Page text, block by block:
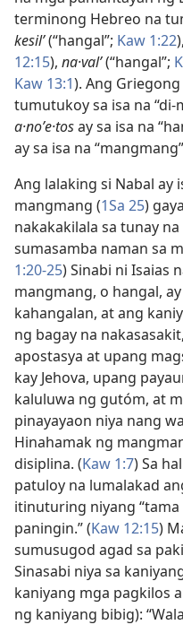
terminong Hebreo na
kesilʹ(“hangal”; Kaw 1:22),
12:15), na·valʹ(“hangal”;
Kaw 13:1). Ang Griegong
tumutukoy sa isa na “di-
a·noʹe·tosay sa isa na
ay sa isa na
Ang lalaking si Nabal ay
mangmang (1Sa 25)
nakakakilala sa tunay
sumasamba naman sa
1:20-25) Sinabi ni Isaias
mangmang, o hangal,
kahangalan, at ang
ng bagay na
apostasya at upang
kay Jehova, upang
kaluluwa ng gutóm, at
pinayayaon niya nang
Hinahamak ng
disiplina. (Kaw 1:7) Sa
patuloy na lumalakad
itinuturing niyang
paningin.” (Kaw 12:15)
sumusugod agad sa
Sinasabi niya sa
kaniyang mga pagkilos
ng kaniyang bibig):